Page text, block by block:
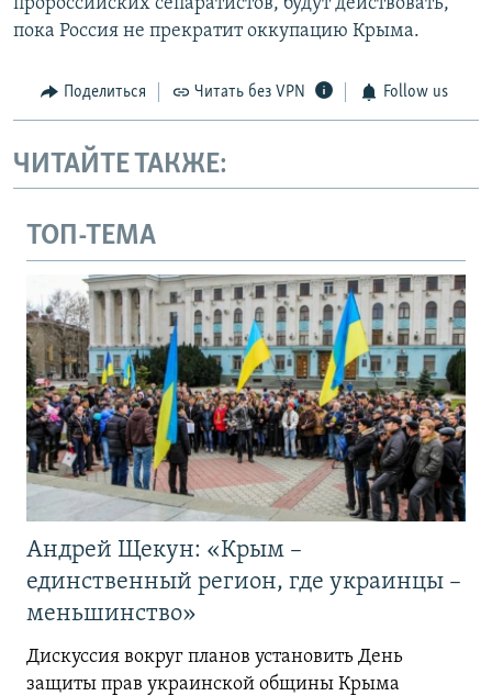
пророссийских сепаратистов, будут действовать,
пока Россия не прекратит оккупацию Крыма.
Поделиться Читать без VPN Follow us
ЧИТАЙТЕ ТАКЖЕ:
ТОП-ТЕМА
Андрей Щекун: «Крым –
единственный регион, где украинцы –
меньшинство»
Дискуссия вокруг планов установить День
защиты прав украинской общины Крыма